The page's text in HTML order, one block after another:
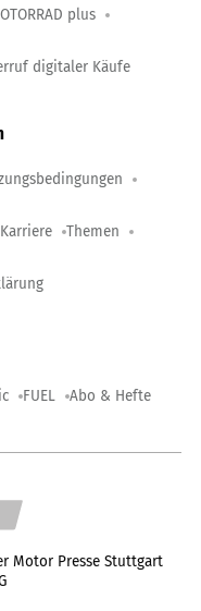
plus
digitaler Käufe
Karriere Themen
FUEL Abo & Hefte
Motor Presse Stuttgart